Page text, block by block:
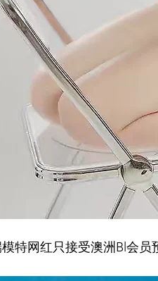
特网红只接受澳洲Bl会